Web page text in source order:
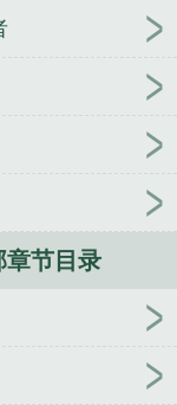
修真武神楚
儿子让你妈妈
重生之大叔难招
重生民国千金
方式保密
吞噬
]
回到暴君小时
带着空间到88
灾厄纪元，我靠每
章节目录